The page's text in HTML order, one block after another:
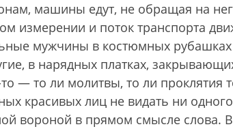
машины едут, не обращая на
измерении и поток транспорта
мужчины в костюмных рубашках
в нарядных платках,
— то ли молитвы, то ли проклятия
красивых лиц не видать ни
вороной в прямом смысле слова.